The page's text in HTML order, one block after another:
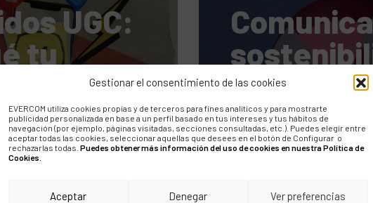
Gestionar el consentimiento de las cookies
EVERCOM utiliza cookies propias y de terceros para fines analíticos y para mostrarte
publicidad personalizada en base a un perfil basado en tus intereses y tus hábitos de
navegación (por ejemplo, páginas visitadas, secciones consultadas, etc.). Puedes elegir entre
aceptar todas las cookies, seleccionar aquellas que desees en el botón de Configurar o
rechazarlas todas. Puedes obtener más información del uso de cookies en nuestra Política de
Cookies.
Aceptar Denegar Ver preferencias
UGC:
tu
en su
de
hacia un
la